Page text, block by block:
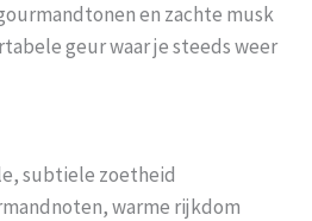
en zachte musk
geur waar je steeds weer
subtiele zoetheid
warme rijkdom